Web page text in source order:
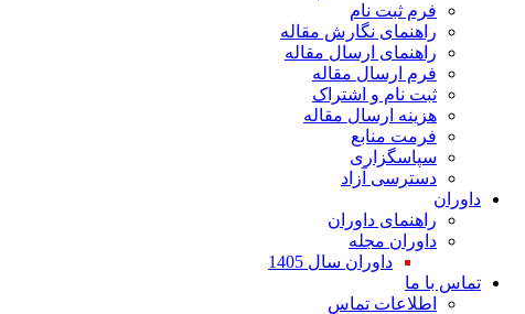
فرم ثبت نام
راهنمای نگارش مقاله
راهنمای ارسال مقاله
فرم ارسال مقاله
ثبت نام و اشتراک
هزینه ارسال مقاله
فرمت منابع
سپاسگزاری
دسترسی آزاد
داوران
راهنمای داوران
داوران مجله
داوران سال 1405
تماس با ما
اطلاعات تماس